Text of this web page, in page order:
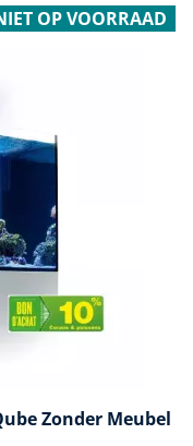
Zonder Meubel
OP VOORRAAD